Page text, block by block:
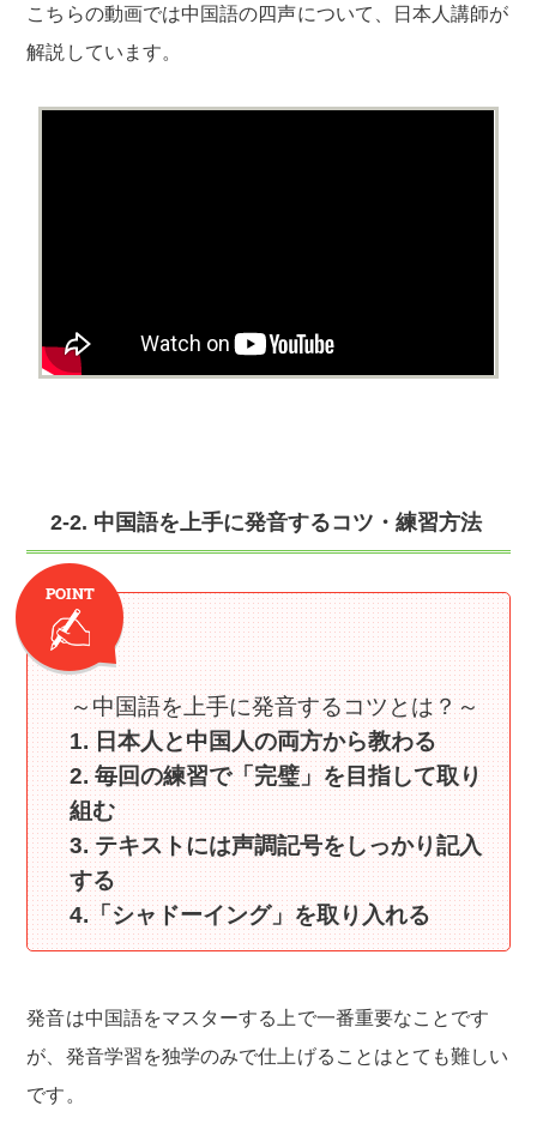
こちらの動画では中国語の四声について、日本人講師が
解説しています。
2-2. 中国語を上手に発音するコツ・練習方法
～中国語を上手に発音するコツとは？～
1. 日本人と中国人の両方から教わる
2. 毎回の練習で「完璧」を目指して取り
組む
3. テキストには声調記号をしっかり記入
する
4.「シャドーイング」を取り入れる
発音は中国語をマスターする上で一番重要なことです
が、発音学習を独学のみで仕上げることはとても難しい
です。